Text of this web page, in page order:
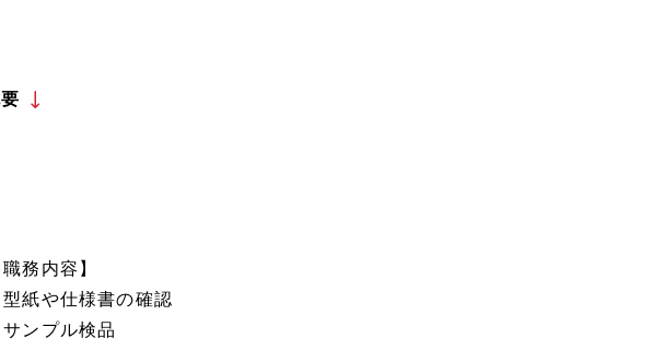
務内容】
紙や仕様書の確認
ンプル検品